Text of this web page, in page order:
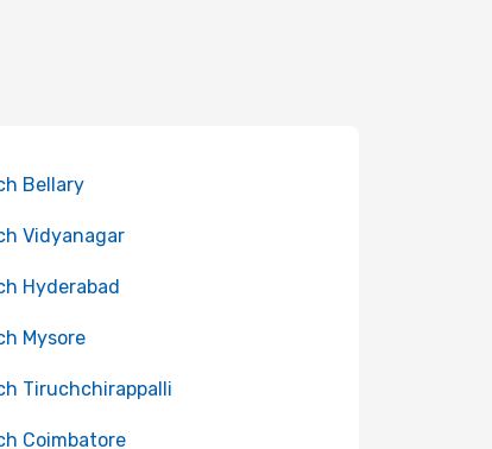
Bellary
Vidyanagar
Hyderabad
Mysore
Tiruchchirappalli
Coimbatore